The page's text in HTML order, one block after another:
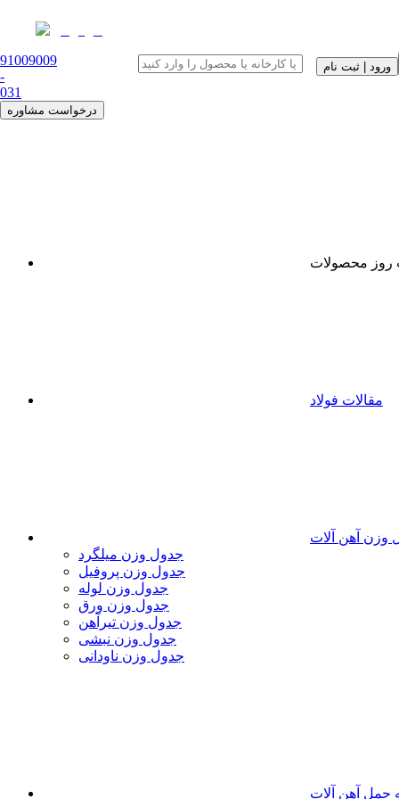
91009009
-
031
درخواست مشاوره
ورود | ثبت نام
روز محصولات
مقالات فولاد
وزن آهن آلات
جدول وزن میلگرد
جدول وزن پروفیل
جدول وزن لوله
جدول وزن ورق
جدول وزن تیرآهن
جدول وزن نبشی
جدول وزن ناودانی
حمل آهن آلات